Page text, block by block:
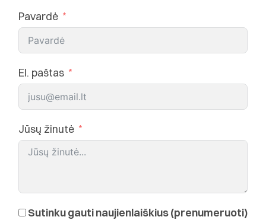
Pavardė
El. paštas
Jūsų žinutė
Sutinku gauti naujienlaiškius (prenumeruoti)